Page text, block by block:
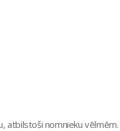
atbilstoši nomnieku vēlmēm.